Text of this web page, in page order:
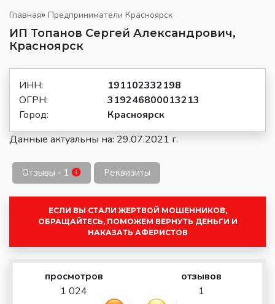
Главная» Предприниматели Красноярск
ИП Топанов Сергей Александрович,
Красноярск
ИНН:
191102332198
ОГРН:
319246800013213
Город:
Красноярск
Данные актуальны на: 29.07.2021 г.
Отзывы - 1 Реквизиты
ЕСЛИ ВЫ СТАЛИ ЖЕРТВОЙ МОШЕННИКОВ,
ОБРАЩАЙТЕСЬ, ПОМОЖЕМ ВЕРНУТЬ ДЕНЬГИ И
НАКАЗАТЬ АФЕРИСТОВ
просмотров
1 024
отзывов
1